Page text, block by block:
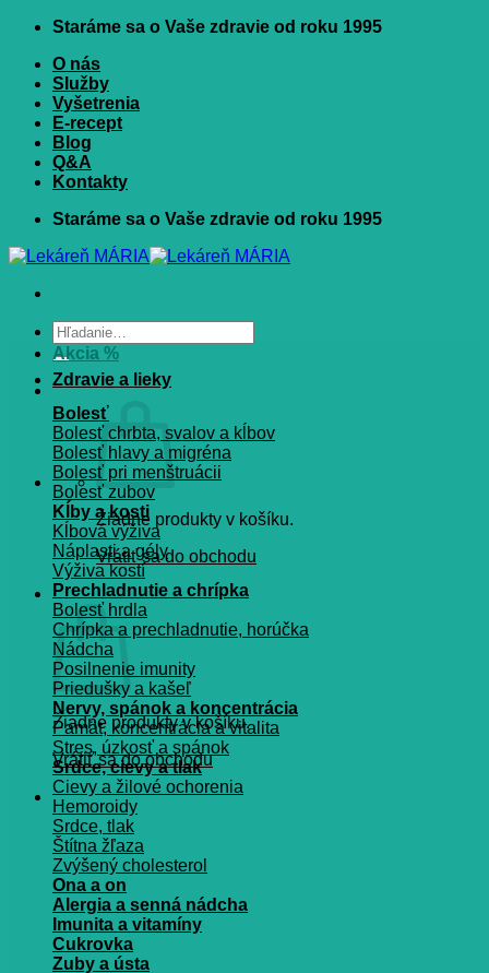
Skip
content
Staráme sa o Vaše zdravie od roku 1995
O nás
Služby
Vyšetrenia
E-recept
Blog
Q&A
Kontakty
Staráme sa o Vaše zdravie od roku 1995
Hľadať:
Žiadne produkty v košíku.
Vrátiť sa do obchodu
Košík
Žiadne produkty v košíku.
Vrátiť sa do obchodu
Akcia %
Zdravie a lieky
Bolesť
Bolesť chrbta, svalov a kĺbov
Bolesť hlavy a migréna
Bolesť pri menštruácii
Bolesť zubov
Kĺby a kosti
Kĺbová výživa
Náplasti a gély
Výživa kostí
Prechladnutie a chrípka
Bolesť hrdla
Chrípka a prechladnutie, horúčka
Nádcha
Posilnenie imunity
Priedušky a kašeľ
Nervy, spánok a koncentrácia
Pamät, koncentrácia a vitalita
Stres, úzkosť a spánok
Srdce, cievy a tlak
Cievy a žilové ochorenia
Hemoroidy
Srdce, tlak
Štítna žľaza
Zvýšený cholesterol
Ona a on
Alergia a senná nádcha
Imunita a vitamíny
Cukrovka
Zuby a ústa